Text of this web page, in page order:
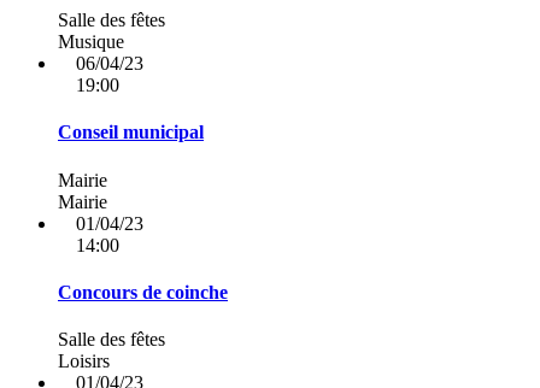
Salle des fêtes
Musique
06/04/23
19:00
Conseil municipal
Mairie
Mairie
01/04/23
14:00
Concours de coinche
Salle des fêtes
Loisirs
01/04/23